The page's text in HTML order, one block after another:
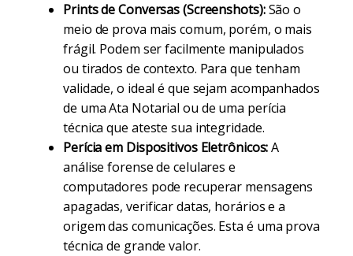
Prints de Conversas (Screenshots):São o
meio de prova mais comum, porém, o mais
frágil. Podem ser facilmente manipulados
ou tirados de contexto. Para que tenham
validade, o ideal é que sejam acompanhados
de uma Ata Notarial ou de uma perícia
técnica que ateste sua integridade.
Perícia em Dispositivos Eletrônicos:A
análise forense de celulares e
computadores pode recuperar mensagens
apagadas, verificar datas, horários e a
origem das comunicações. Esta é uma prova
técnica de grande valor.